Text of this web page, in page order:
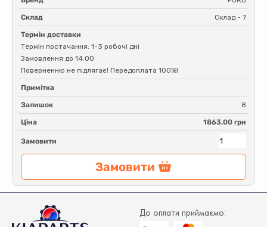
Склад Склад - 7
Термін доставки
Термін постачання: 1-3 робочі дні
Замовлення до 14:00
Поверненню не підлягає! Передоплата 100%!
Примітка
Залишок 8
Ціна 1863.00 грн
Замовити
Замовити
До оплати приймаємо: